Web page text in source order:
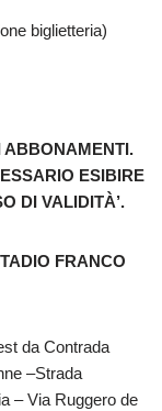
biglietteria)
ABBONAMENTI.
ESIBIRE
DI VALIDITÀ’.
FRANCO
da Contrada
–Strada
– Via Ruggero de